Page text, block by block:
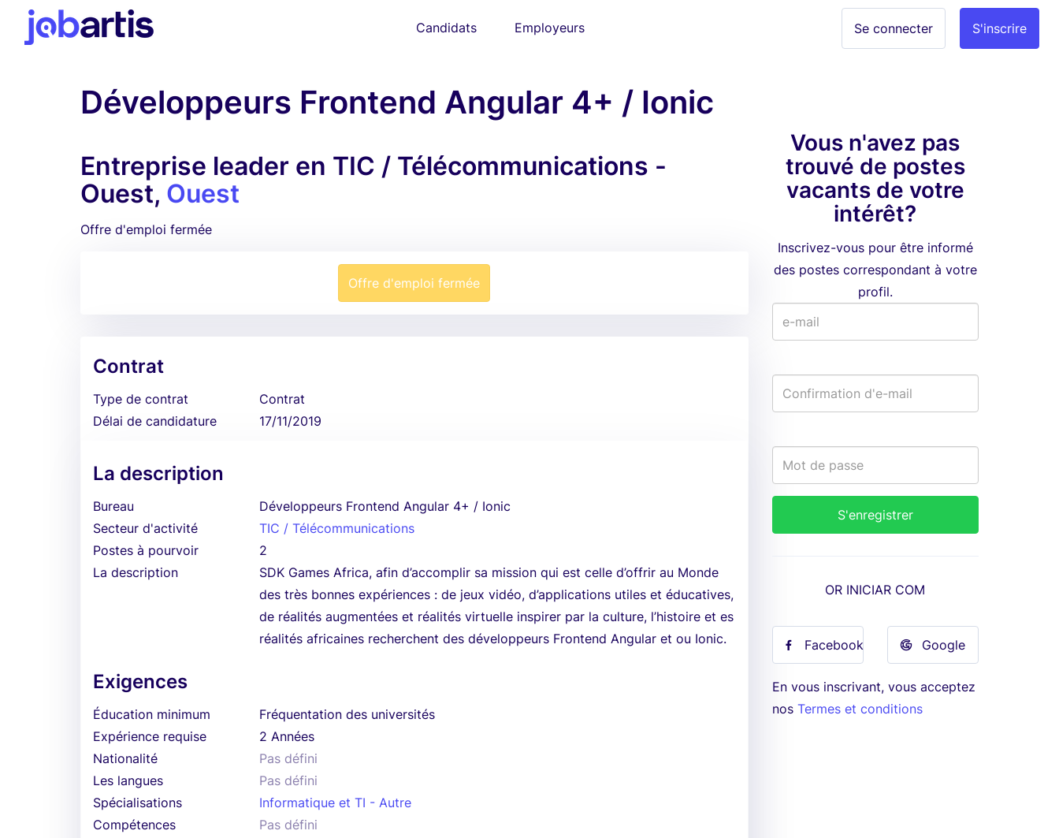
Candidats Employeurs S'inscrire
Se connecter
Développeurs Frontend Angular 4+ / Ionic
Entreprise leader en TIC / Télécommunications -
Ouest, Ouest
Offre d'emploi fermée
Offre d'emploi fermée
Contrat
Type de contrat
Contrat
Délai de candidature
17/11/2019
La description
Bureau
Développeurs Frontend Angular 4+ / Ionic
Secteur d'activité
TIC / Télécommunications
Postes à pourvoir
2
La description
SDK Games Africa, afin d’accomplir sa mission qui est celle d’offrir au Monde
des très bonnes expériences : de jeux vidéo, d’applications utiles et éducatives,
de réalités augmentées et réalités virtuelle inspirer par la culture, l’histoire et es
réalités africaines recherchent des développeurs Frontend Angular et ou Ionic.
Exigences
Éducation minimum
Fréquentation des universités
Expérience requise
2 Années
Nationalité
Pas défini
Les langues
Pas défini
Spécialisations
Informatique et TI - Autre
Compétences
Pas défini
Vous n'avez pas
trouvé de postes
vacants de votre
intérêt?
Inscrivez-vous pour être informé
des postes correspondant à votre
profil.
OR INICIAR COM
Facebook Google
En vous inscrivant, vous acceptez
nos Termes et conditions